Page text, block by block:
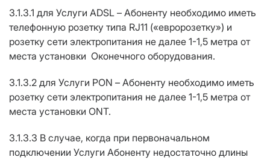
3.1.3.1 для Услуги ADSL – Абоненту необходимо иметь
телефонную розетку типа RJ11 («евророзетку») и
розетку сети электропитания не далее 1-1,5 метра от
места установки Оконечного оборудования.
3.1.3.2 для Услуги PON – Абоненту необходимо иметь
розетку сети электропитания не далее 1-1,5 метра от
места установки ONT.
3.1.3.3 В случае, когда при первоначальном
подключении Услуги Абоненту недостаточно длины